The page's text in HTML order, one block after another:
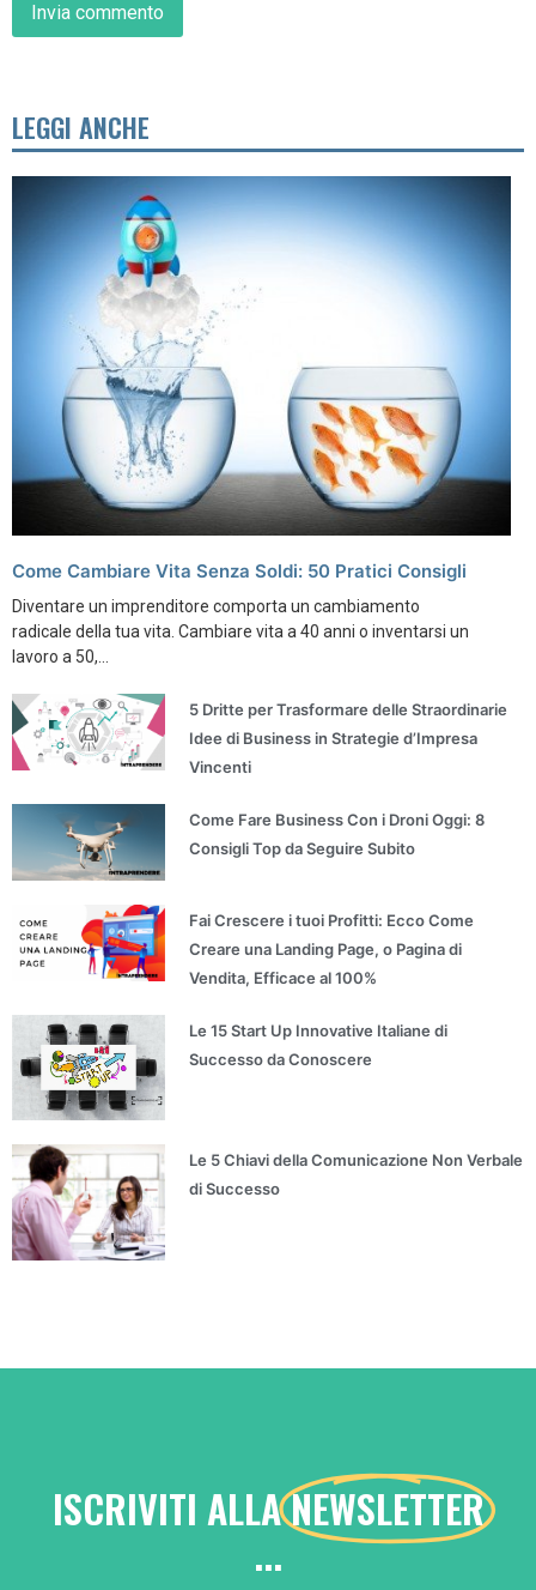
LEGGI ANCHE
Come Cambiare Vita Senza Soldi: 50 Pratici Consigli
Diventare un imprenditore comporta un cambiamento
radicale della tua vita. Cambiare vita a 40 anni o inventarsi un
lavoro a 50,...
5 Dritte per Trasformare delle Straordinarie
Idee di Business in Strategie d’Impresa
Vincenti
Come Fare Business Con i Droni Oggi: 8
Consigli Top da Seguire Subito
Fai Crescere i tuoi Profitti: Ecco Come
Creare una Landing Page, o Pagina di
Vendita, Efficace al 100%
Le 15 Start Up Innovative Italiane di
Successo da Conoscere
Le 5 Chiavi della Comunicazione Non Verbale
di Successo
ISCRIVITI ALLANEWSLETTER
...